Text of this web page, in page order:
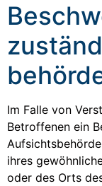
Im Falle von
Betroffenen ein
ihres
oder des Orts